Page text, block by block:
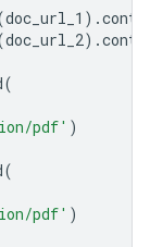
doc_url_1 ) .
doc_url_2) .
(
pdf' )
(
pdf' )